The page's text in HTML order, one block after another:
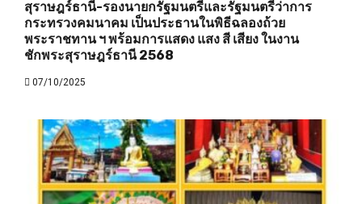
สุราษฎร์ธานี-รองนายกรัฐมนตรีและรัฐมนตรีว่าการ
กระทรวงคมนาคม เป็นประธานในพิธีฉลองถ้วย
พระราชทาน ฯ พร้อมการแสดง แสง สี เสียง ในงาน
ชักพระสุราษฎร์ธานี 2568
07/10/2025